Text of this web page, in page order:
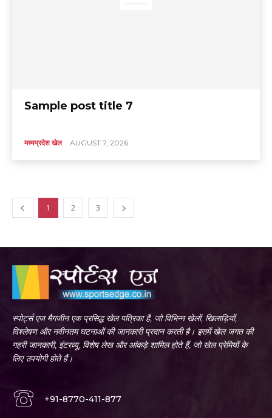
Sample post title 7
मध्यप्रदेश खेल AUGUST 7, 2026
1 2 3
स्पोर्ट्स एज मैगजीन एक प्रसिद्ध खेल पत्रिका है, जो विभिन्न खेलों, खिलाड़ियों,
विश्लेषण और नवीनतम घटनाओं की जानकारी प्रदान करती है। इसमें खेल जगत की
गहरी जानकारी, इंटरव्यू, विशेष लेख और आंकड़े शामिल होते हैं, जो खेल प्रेमियों के
लिए उपयोगी होते हैं।
+91-8770-411-877